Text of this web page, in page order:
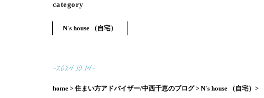
category
N's house （自宅）
-2024.10.14-
home > 住まい方アドバイザー/中西千恵のブログ > N's house （自宅）>